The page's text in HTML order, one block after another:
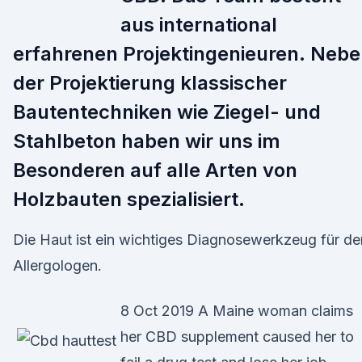
aus international
erfahrenen Projektingenieuren.
der Projektierung klassischer
Bautentechniken wie Ziegel- und
Stahlbeton haben wir uns im
Besonderen auf alle Arten von
Holzbauten spezialisiert.
Die Haut ist ein wichtiges Diagnosewerkzeug für
Allergologen.
8 Oct 2019 A Maine woman claims
her CBD supplement caused her to